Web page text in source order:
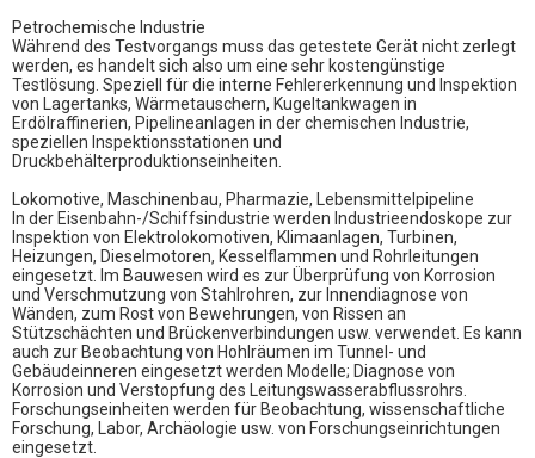
Petrochemische Industrie
Während des Testvorgangs muss das getestete Gerät nicht zerlegt
werden, es handelt sich also um eine sehr kostengünstige
Testlösung. Speziell für die interne Fehlererkennung und Inspektion
von Lagertanks, Wärmetauschern, Kugeltankwagen in
Erdölraffinerien, Pipelineanlagen in der chemischen Industrie,
speziellen Inspektionsstationen und
Druckbehälterproduktionseinheiten.
Lokomotive, Maschinenbau, Pharmazie, Lebensmittelpipeline
In der Eisenbahn-/Schiffsindustrie werden Industrieendoskope zur
Inspektion von Elektrolokomotiven, Klimaanlagen, Turbinen,
Heizungen, Dieselmotoren, Kesselflammen und Rohrleitungen
eingesetzt. Im Bauwesen wird es zur Überprüfung von Korrosion
und Verschmutzung von Stahlrohren, zur Innendiagnose von
Wänden, zum Rost von Bewehrungen, von Rissen an
Stützschächten und Brückenverbindungen usw. verwendet. Es kann
auch zur Beobachtung von Hohlräumen im Tunnel- und
Gebäudeinneren eingesetzt werden Modelle; Diagnose von
Korrosion und Verstopfung des Leitungswasserabflussrohrs.
Forschungseinheiten werden für Beobachtung, wissenschaftliche
Forschung, Labor, Archäologie usw. von Forschungseinrichtungen
eingesetzt.